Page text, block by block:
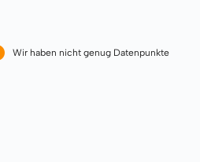
Wir haben nicht genug Datenpunkte